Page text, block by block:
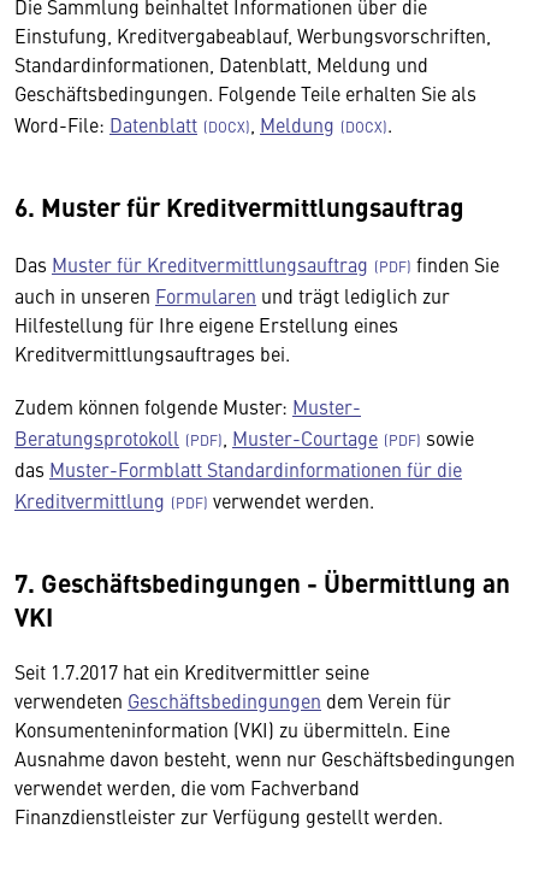
Die Sammlung beinhaltet Informationen über die
Einstufung, Kreditvergabeablauf, Werbungsvorschriften,
Standardinformationen, Datenblatt, Meldung und
Geschäftsbedingungen. Folgende Teile erhalten Sie als
Word-File: Datenblatt Meldung .
6. Muster für Kreditvermittlungsauftrag
Das Muster für Kreditvermittlungsauftrag
finden Sie
auch in unseren Formularen und trägt lediglich zur
Hilfestellung für Ihre eigene Erstellung eines
Kreditvermittlungsauftrages bei.
Zudem können folgende Muster: Muster-
Beratungsprotokoll
Muster-Courtage
sowie
das Muster-Formblatt Standardinformationen für die
Kreditvermittlung
verwendet werden.
7. Geschäftsbedingungen - Übermittlung an
VKI
Seit 1.7.2017 hat ein Kreditvermittler seine
verwendeten Geschäftsbedingungen dem Verein für
Konsumenteninformation (VKI) zu übermitteln. Eine
Ausnahme davon besteht, wenn nur Geschäftsbedingungen
verwendet werden, die vom Fachverband
Finanzdienstleister zur Verfügung gestellt werden.